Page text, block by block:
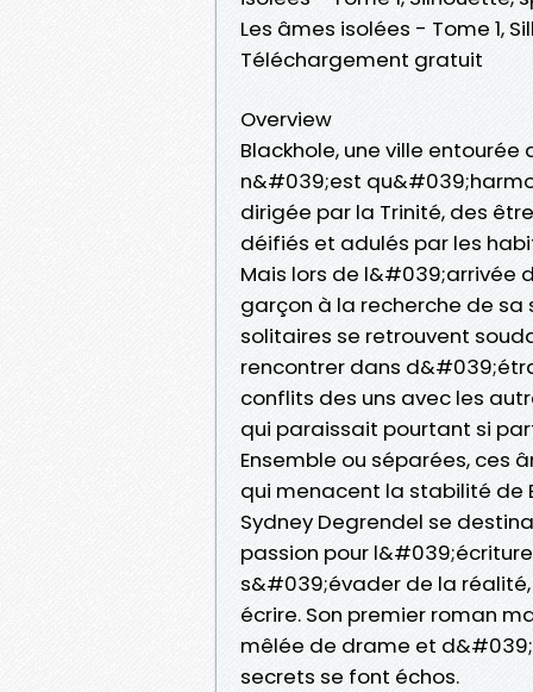
Les âmes isolées - Tome 1,
Téléchargement gratuit
Overview
Blackhole, une ville
n&#039;est
dirigée par la Trinité, des
déifiés et adulés par les
Mais lors de l&#039;arrivée
garçon à la recherche de sa
solitaires se retrouvent
rencontrer dans
conflits des uns avec les
qui paraissait pourtant si
Ensemble ou séparées, ces
qui menacent la stabilité de
Sydney Degrendel se
passion pour
s&#039;évader de la
écrire. Son premier roman
mêlée de drame et
secrets se font échos.